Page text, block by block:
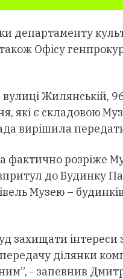
департаменту
Офісу
Жилянській,
які є складовою
вирішила
фактично розріже
до Будинку
Музею –
захищати інтереси
ділянки
- запевнив